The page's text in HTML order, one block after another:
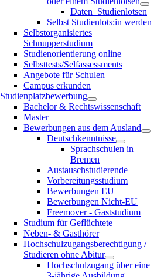
Daten_Studienlotsen
Selbst Studienlots:in werden
Selbstorganisiertes
Schnupperstudium
Studienorientierung online
Selbsttests/Selfassessments
Angebote für Schulen
Campus erkunden
Studienplatzbewerbung
Bachelor & Rechtswissenschaft
Master
Bewerbungen aus dem Ausland
Deutschkenntnisse
Sprachschulen in
Bremen
Austauschstudierende
Vorbereitungsstudium
Bewerbungen EU
Bewerbungen Nicht-EU
Freemover - Gaststudium
Studium für Geflüchtete
Neben- & Gasthörer
Hochschulzugangsberechtigung /
Studieren ohne Abitur
Hochschulzugang über eine